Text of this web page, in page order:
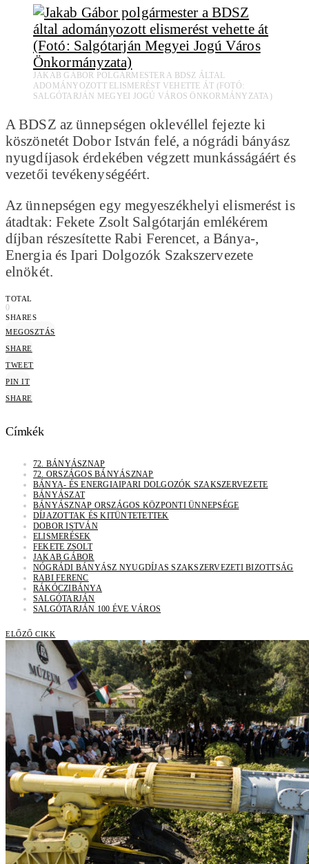
JAKAB GÁBOR POLGÁRMESTER A BDSZ ÁLTAL
ADOMÁNYOZOTT ELISMERÉST VEHETTE ÁT (FOTÓ:
SALGÓTARJÁN MEGYEI JOGÚ VÁROS ÖNKORMÁNYZATA)
A BDSZ az ünnepségen oklevéllel fejezte ki
köszönetét Dobor István felé, a nógrádi bányász
nyugdíjasok érdekében végzett munkásságáért és
vezetői tevékenységéért.
Az ünnepségen egy megyeszékhelyi elismerést is
átadtak: Fekete Zsolt Salgótarján emlékérem
díjban részesítette Rabi Ferencet, a Bánya-,
Energia és Ipari Dolgozók Szakszervezete
elnökét.
TOTAL
0
SHARES
MEGOSZTÁS
SHARE
TWEET
PIN IT
SHARE
Címkék
72. BÁNYÁSZNAP
72. ORSZÁGOS BÁNYÁSZNAP
BÁNYA- ÉS ENERGIAIPARI DOLGOZÓK SZAKSZERVEZETE
BÁNYÁSZAT
BÁNYÁSZNAP ORSZÁGOS KÖZPONTI ÜNNEPSÉGE
DÍJAZOTTAK ÉS KITÜNTETETTEK
DOBOR ISTVÁN
ELISMERÉSEK
FEKETE ZSOLT
JAKAB GÁBOR
NÓGRÁDI BÁNYÁSZ NYUGDÍJAS SZAKSZERVEZETI BIZOTTSÁG
RABI FERENC
RÁKÓCZIBÁNYA
SALGÓTARJÁN
SALGÓTARJÁN 100 ÉVE VÁROS
ELŐZŐ CIKK